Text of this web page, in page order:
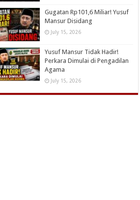
Gugatan Rp101,6 Miliar! Yusuf
Mansur Disidang
July 15, 2026
Yusuf Mansur Tidak Hadir!
Perkara Dimulai di Pengadilan
Agama
July 15, 2026